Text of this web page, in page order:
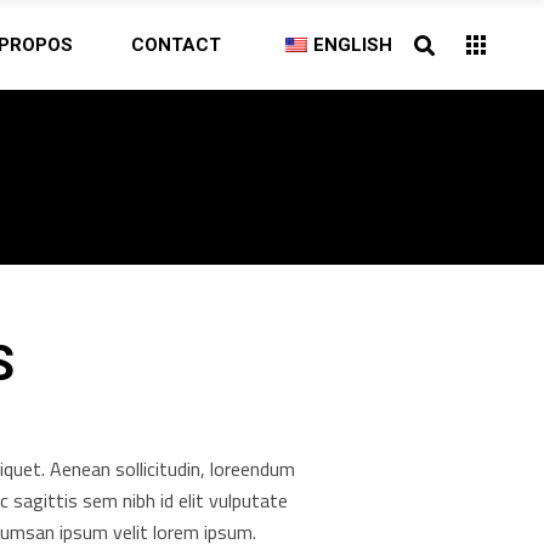
CONTACT ENGLISH
Aenean sollicitudin, loreendum
sagittis sem nibh id elit vulputate
ipsum velit lorem ipsum.